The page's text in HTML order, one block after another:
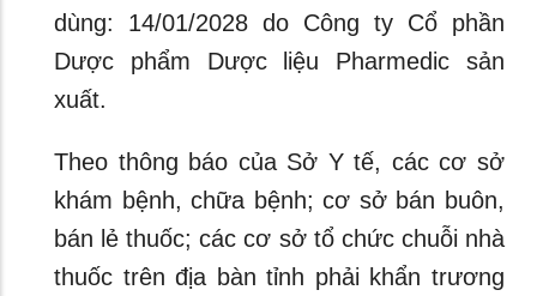
dùng: 14/01/2028 do Công ty Cổ phần
Dược phẩm Dược liệu Pharmedic sản
xuất.
Theo thông báo của Sở Y tế, các cơ sở
khám bệnh, chữa bệnh; cơ sở bán buôn,
bán lẻ thuốc; các cơ sở tổ chức chuỗi nhà
thuốc trên địa bàn tỉnh phải khẩn trương